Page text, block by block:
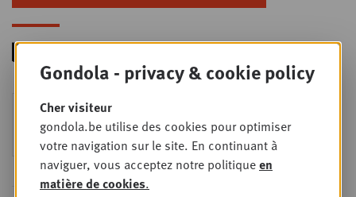
MER
9
Foodservice - Joint
business planning
Intro to Negotiation: Succes aan de
onderhandelingstafel is geen toeval!
Gondola - privacy & cookie policy
Cher visiteur
gondola.be utilise des cookies pour optimiser
votre navigation sur le site. En continuant à
naviguer, vous acceptez notre politiqueen
matière de cookies.